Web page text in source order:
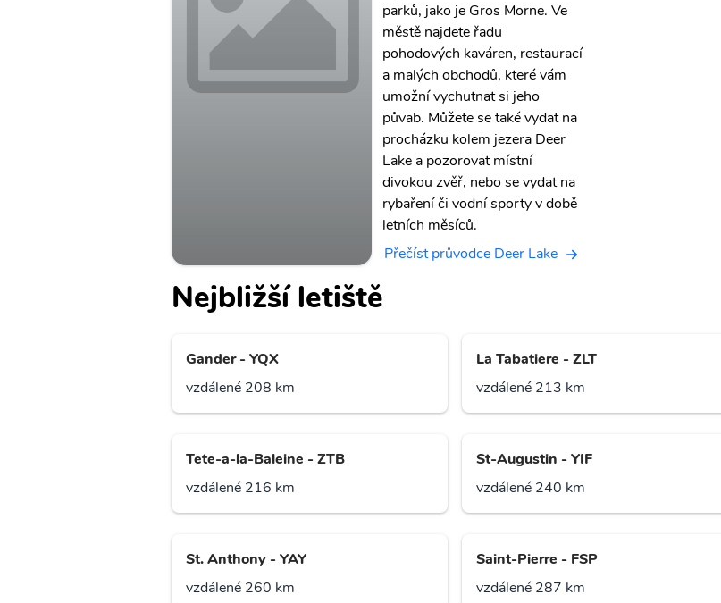
parků, jako je Gros Morne. Ve
městě najdete řadu
pohodových kaváren, restaurací
a malých obchodů, které vám
umožní vychutnat si jeho
půvab. Můžete se také vydat na
procházku kolem jezera Deer
Lake a pozorovat místní
divokou zvěř, nebo se vydat na
rybaření či vodní sporty v době
letních měsíců.
Přečíst průvodce Deer Lake
Nejbližší letiště
Gander - YQX
vzdálené 208 km
La Tabatiere - ZLT
vzdálené 213 km
Tete-a-la-Baleine - ZTB
vzdálené 216 km
St-Augustin - YIF
vzdálené 240 km
St. Anthony - YAY
vzdálené 260 km
Saint-Pierre - FSP
vzdálené 287 km